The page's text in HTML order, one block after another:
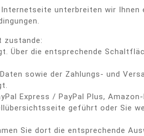
unterbreiten wir Ihnen
zustande:
Über die entsprechende
sowie der Zahlungs- und
Express / PayPal Plus,
geführt oder Sie
Sie dort die entsprechende